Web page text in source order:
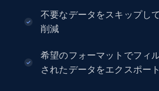
URL, Product id, Title, Seller name,
Seller reviews, Breadcrumbs, Root
eCommerce
不要なデータをスキップし
削減
希望のフォーマットでフィ
されたデータをエクスポート